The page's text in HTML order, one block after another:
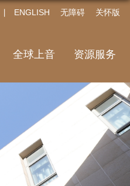
ENGLISH 无障碍 关怀版
全球上音 资源服务